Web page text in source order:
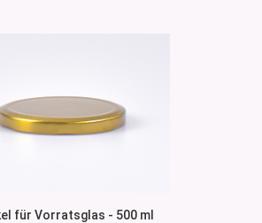
für Vorratsglas - 500 ml